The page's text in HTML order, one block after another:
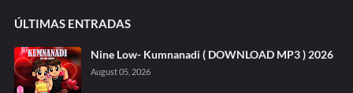
ÚLTIMAS ENTRADAS
Nine Low- Kumnanadi ( DOWNLOAD MP3 ) 2026
August 05, 2026